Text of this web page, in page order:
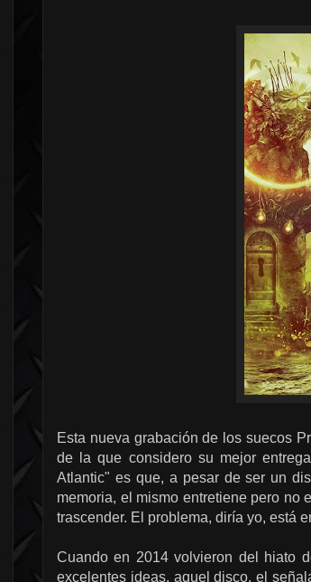
Esta nueva grabación de los suecos
de la que considero su mejor
Atlantic" es que, a pesar de ser un
memoria, el mismo entretiene pero no
trascender. El problema, diría yo, está
Cuando en 2014 volvieron del hiato
excelentes ideas, aquel disco, el